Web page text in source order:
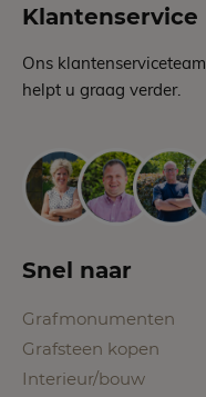
Klantenservice
Ons klantenserviceteam
helpt u graag verder.
Snel naar
Grafmonumenten
Grafsteen kopen
Interieur/bouw